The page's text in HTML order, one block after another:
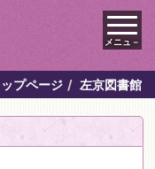
メニュ－
ップページ 左京図書館